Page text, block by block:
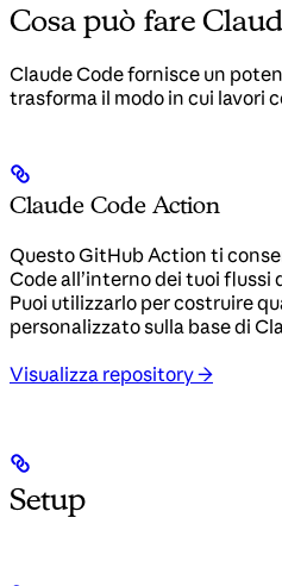
Cosa può fare
Claude Code fornisce un
trasforma il modo in cui lavori
Claude Code Action
Questo GitHub Action ti
Code all’interno dei tuoi flussi
Puoi utilizzarlo per costruire
personalizzato sulla base di
Visualizza repository →
Setup